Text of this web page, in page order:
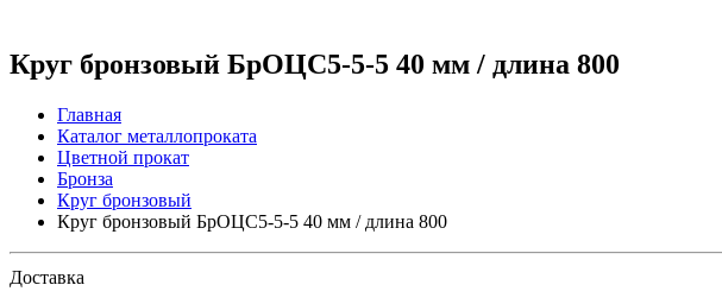
Круг бронзовый БрОЦС5-5-5 40 мм / длина 800
Главная
Каталог металлопроката
Цветной прокат
Бронза
Круг бронзовый
Круг бронзовый БрОЦС5-5-5 40 мм / длина 800
Доставка